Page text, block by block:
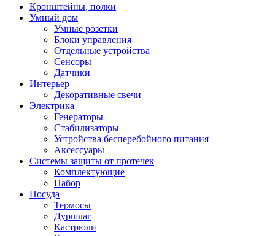
Кронштейны, полки
Умный дом
Умные розетки
Блоки управления
Отдельные устройства
Сенсоры
Датчики
Интерьер
Декоративные свечи
Электрика
Генераторы
Стабилизаторы
Устройства бесперебойного питания
Аксессуары
Системы защиты от протечек
Комплектующие
Набор
Посуда
Термосы
Дуршлаг
Кастрюли